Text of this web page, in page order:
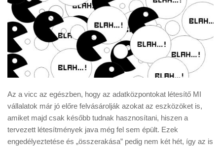
Az a vicc az egészben, hogy az adatközpontokat létesítő MI
vállalatok már jó előre felvásárolják azokat az eszközöket is,
amiket majd csak később tudnak hasznosítani, hiszen a
tervezett létesítmények java még fel sem épült. Ezek
engedélyeztetése és „összerakása” pedig nem két hét, így az is